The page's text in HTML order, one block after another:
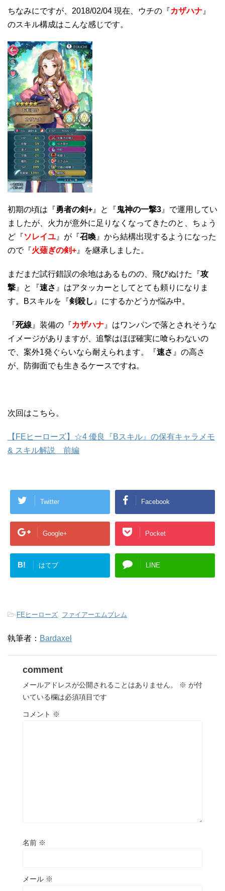
ちなみにですが、2018/02/04 現在、ウチの『カザハナ 』
のスキル構成はこんな感じです。
初期の頃は『勇者の剣+ 』と『鬼神の一撃3 』で運用してい
ましたが、火力が意外に足りなくなってきたのと、ちょう
ど『ソレイユ 』が『召喚 』から結構出現するようになった
ので『火薙ぎの剣+ 』を継承しました。
まだまだ試行錯誤の余地はあるものの、飛びぬけた『攻
撃 』と『速さ 』はアタッカーとしてとても頼りになりま
す。Bスキルを『剣殺し 』にするかどうか悩み中。
『死線 』装備の『カザハナ 』はワンパンで落とされそうな
イメージがありますが、追撃はほぼ確実に喰らわないの
で、案外1発ぐらいなら耐えられます。『速さ 』の高さ
が、防御面でも生きるケースですね。
次回はこちら。
【FEヒーローズ】☆4 優良『Bスキル』の保有キャラメモ
& スキル解説 前編
Twitter Facebook
Google+ Pocket
B! はてブ LINE
-FEヒーローズ ファイアーエムブレム
執筆者： Bardaxel
comment
メールアドレスが公開されることはありません。 ※ が付
いている欄は必須項目です
コメント ※
名前 ※
メール ※